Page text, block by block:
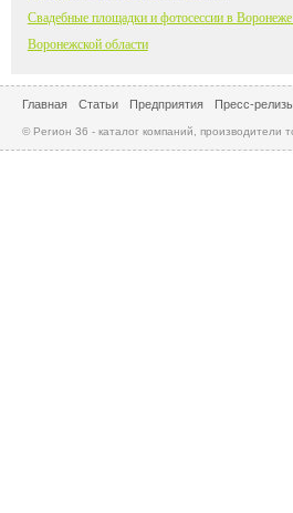
Свадебные площадки и фотосессии в
Воронежской области
Главная Статьи Предприятия Пресс-релизы
© Регион 36 - каталог компаний, производители